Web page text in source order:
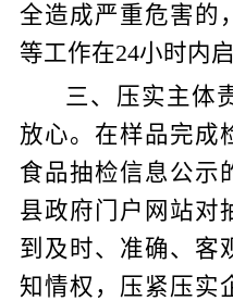
全造成严重危害的
等工作在24小时内启
三、压实主体
放心。 在样品完成
食品抽检信息公示
县政府门户网站对
到及时、准确、客
知情权， 压紧压实